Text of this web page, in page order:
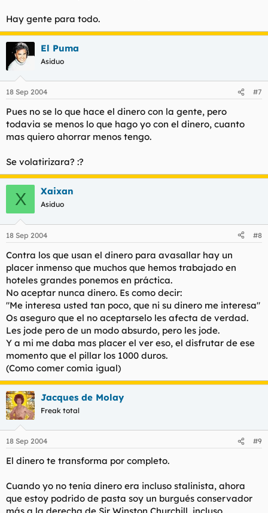
Hay gente para todo.
El Puma
Asiduo
18 Sep 2004 #7
Pues no se lo que hace el dinero con la gente, pero
todavia se menos lo que hago yo con el dinero, cuanto
mas quiero ahorrar menos tengo.
Se volatirizara? :?
X Xaixan
Asiduo
18 Sep 2004 #8
Contra los que usan el dinero para avasallar hay un
placer inmenso que muchos que hemos trabajado en
hoteles grandes ponemos en práctica.
No aceptar nunca dinero. Es como decir:
"Me interesa usted tan poco, que ni su dinero me interesa"
Os aseguro que el no aceptarselo les afecta de verdad.
Les jode pero de un modo absurdo, pero les jode.
Y a mi me daba mas placer el ver eso, el disfrutar de ese
momento que el pillar los 1000 duros.
(Como comer comia igual)
Jacques de Molay
Freak total
18 Sep 2004 #9
El dinero te transforma por completo.
Cuando yo no tenía dinero era incluso stalinista, ahora
que estoy podrido de pasta soy un burgués conservador